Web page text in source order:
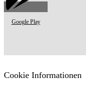
Google Play
Cookie Informationen